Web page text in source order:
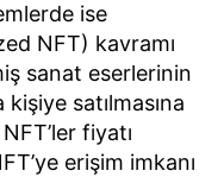
ise
NFT) kavramı
sanat eserlerinin
satılmasına
fiyatı
erişim imkanı